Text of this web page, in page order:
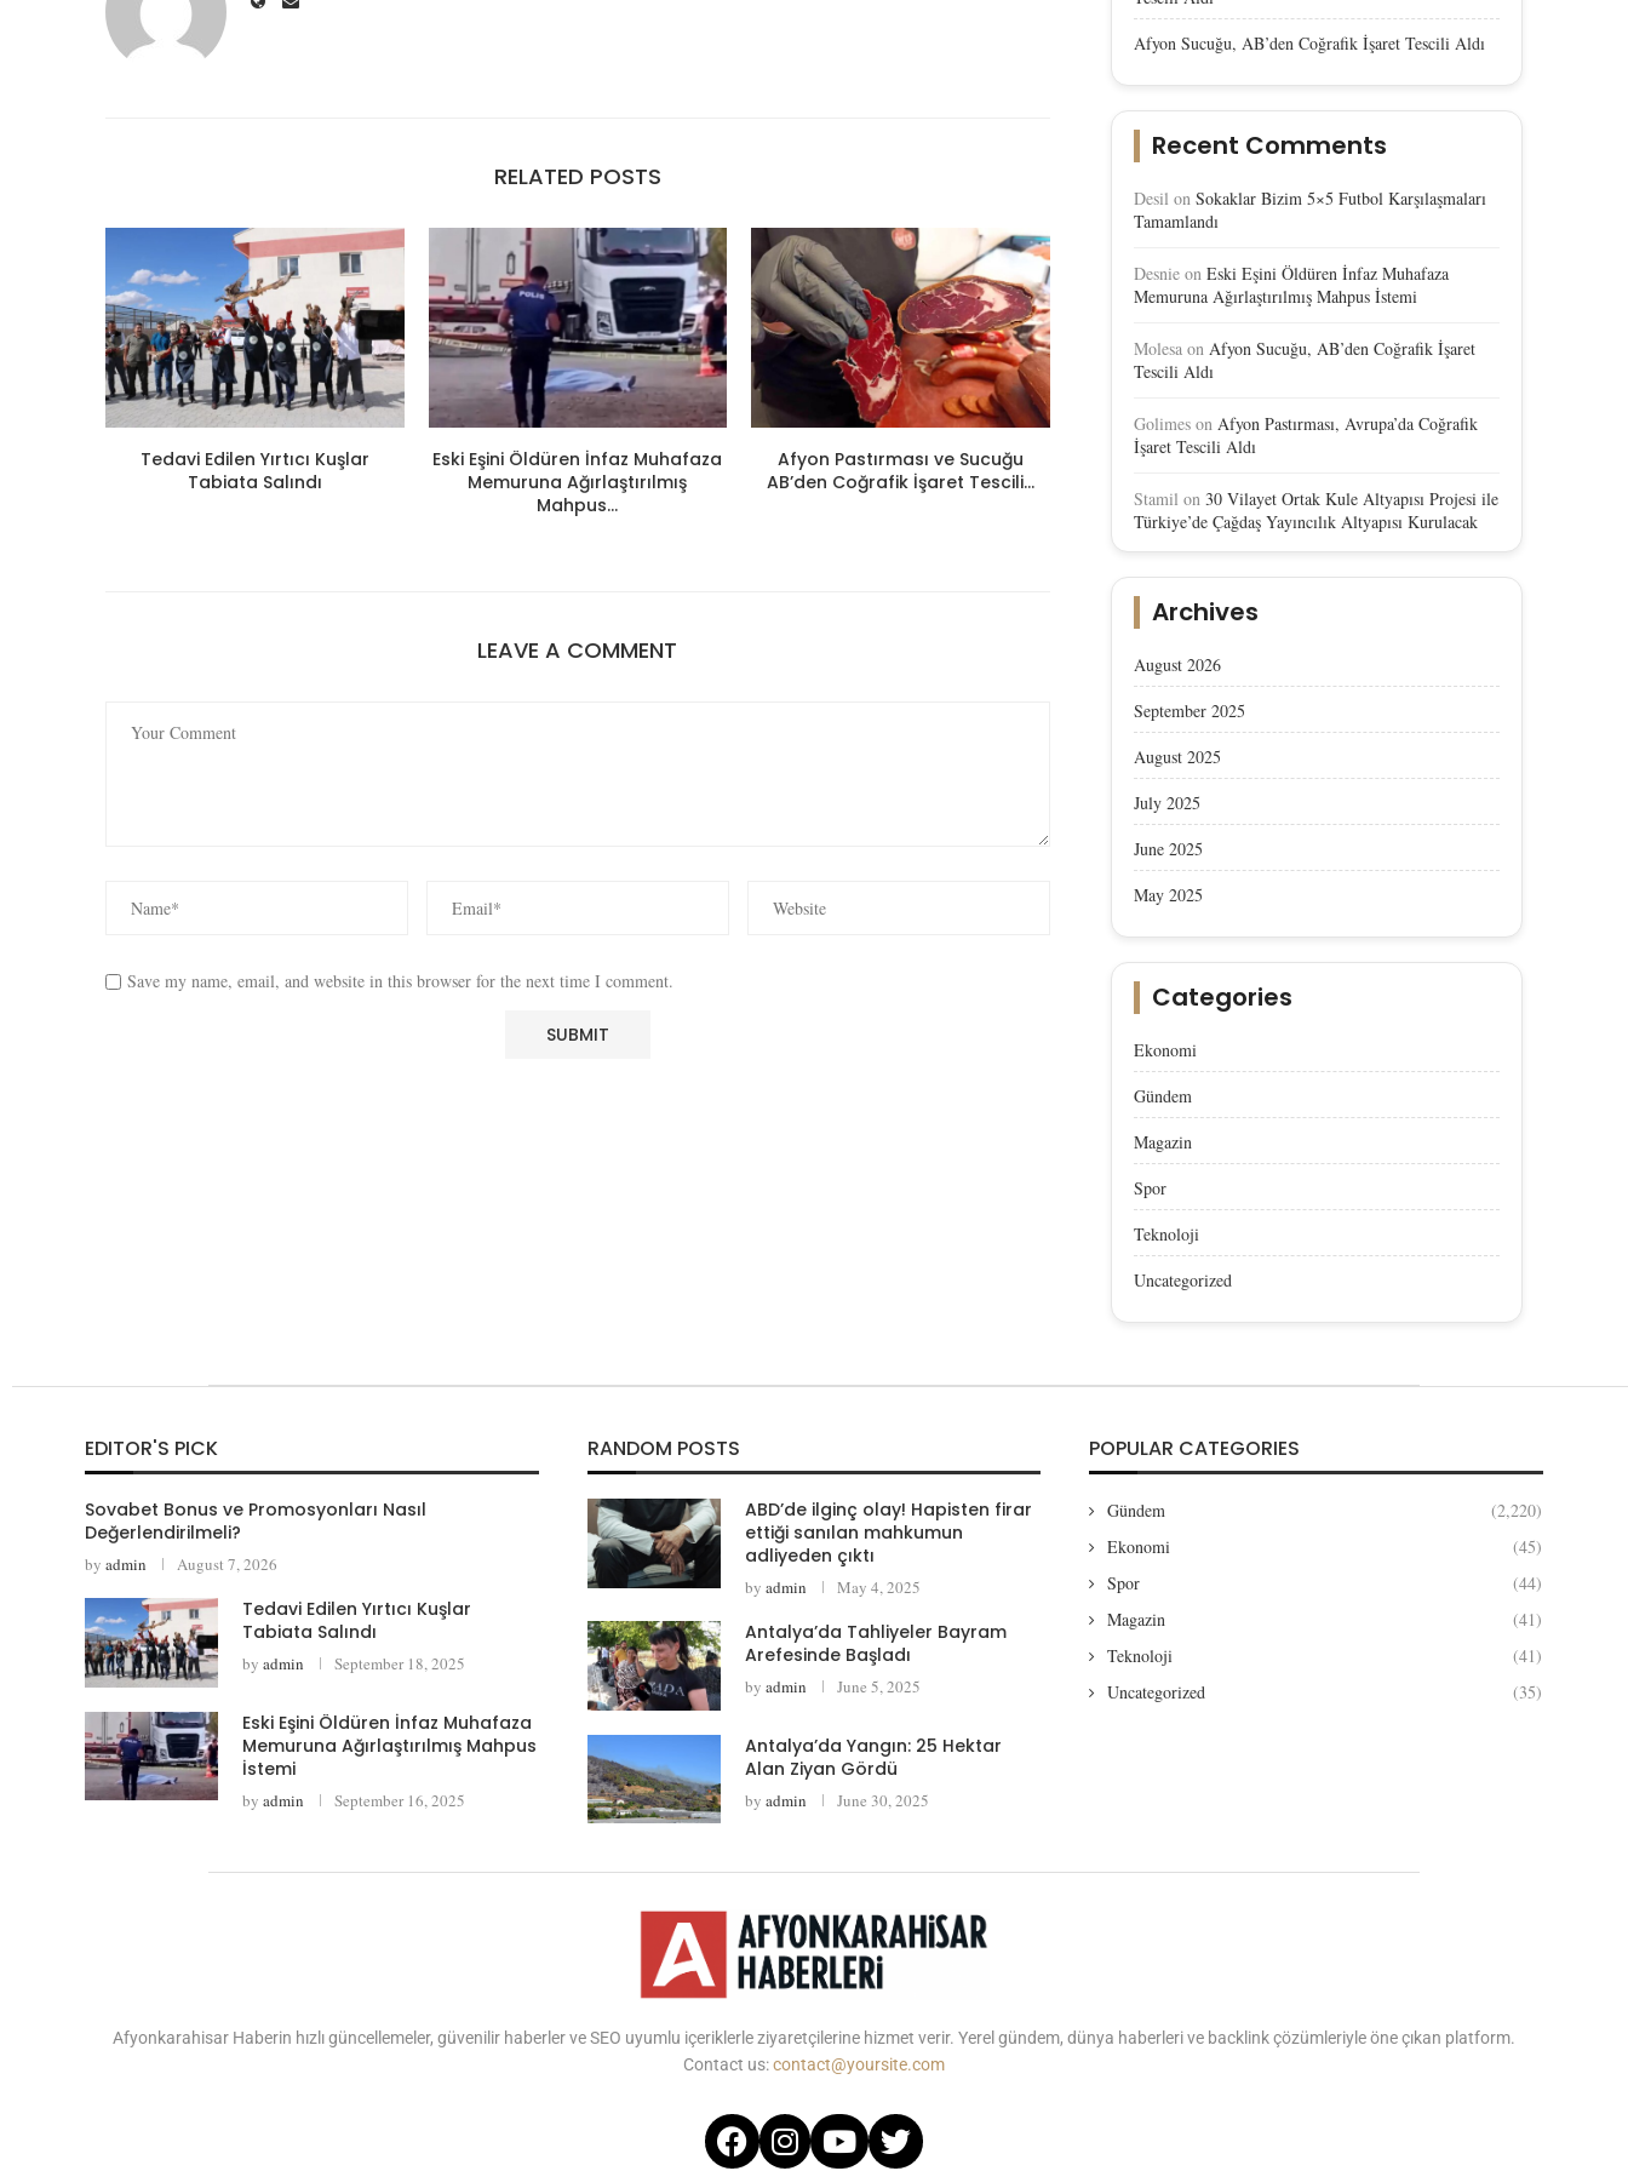
RELATED POSTS
Tedavi Edilen Yırtıcı Kuşlar
Tabiata Salındı
Eski Eşini Öldüren İnfaz Muhafaza
Memuruna Ağırlaştırılmış
Mahpus...
Afyon Pastırması ve Sucuğu
AB’den Coğrafik İşaret Tescili...
Afyon Sucuğu, AB’den Coğrafik
LEAVE A COMMENT
Save my name, email, and website in this browser for the next time I comment.
Afyon Sucuğu, AB’den Coğrafik İşaret Tescili Aldı
Recent Comments
Desil on Sokaklar Bizim 5×5 Futbol Karşılaşmaları
Tamamlandı
Desnie on Eski Eşini Öldüren İnfaz Muhafaza
Memuruna Ağırlaştırılmış Mahpus İstemi
Molesa on Afyon Sucuğu, AB’den Coğrafik İşaret
Tescili Aldı
Golimes on Afyon Pastırması, Avrupa’da Coğrafik
İşaret Tescili Aldı
Stamil on 30 Vilayet Ortak Kule Altyapısı Projesi ile
Türkiye’de Çağdaş Yayıncılık Altyapısı Kurulacak
Archives
August 2026
September 2025
August 2025
July 2025
June 2025
May 2025
Categories
Ekonomi
Gündem
Magazin
Spor
Teknoloji
Uncategorized
EDITOR'S PICK
Sovabet Bonus ve Promosyonları Nasıl
Değerlendirilmeli?
by admin August 7, 2026
Tedavi Edilen Yırtıcı Kuşlar
Tabiata Salındı
by admin September 18, 2025
Eski Eşini Öldüren İnfaz Muhafaza
Memuruna Ağırlaştırılmış Mahpus
İstemi
by admin September 16, 2025
RANDOM POSTS
ABD’de ilginç olay! Hapisten firar
ettiği sanılan mahkumun
adliyeden çıktı
by admin May 4, 2025
Antalya’da Tahliyeler Bayram
Arefesinde Başladı
by admin June 5, 2025
Antalya’da Yangın: 25 Hektar
Alan Ziyan Gördü
by admin June 30, 2025
POPULAR CATEGORIES
Gündem
(2,220)
Ekonomi
(45)
Spor
(44)
Magazin
(41)
Teknoloji
(41)
Uncategorized
(35)
Afyonkarahisar Haberin hızlı güncellemeler, güvenilir haberler ve SEO uyumlu içeriklerle ziyaretçilerine hizmet verir. Yerel gündem, dünya haberleri ve backlink çözümleriyle öne çıkan platform.
Contact us:contact@yoursite.com